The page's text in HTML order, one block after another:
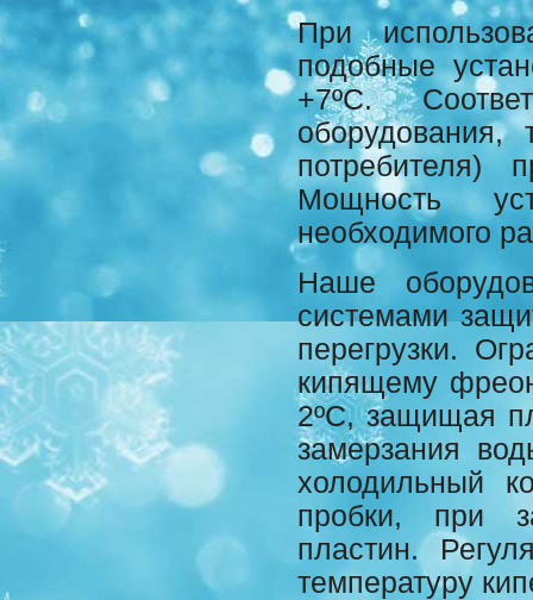
При
подобные
+7ºС.
потребителя)
Мощность
необходимого
Наше
системами
перегрузки.
кипящему
2ºС, защищая
замерзания
холодильный
пробки, при
пластин.
температуру